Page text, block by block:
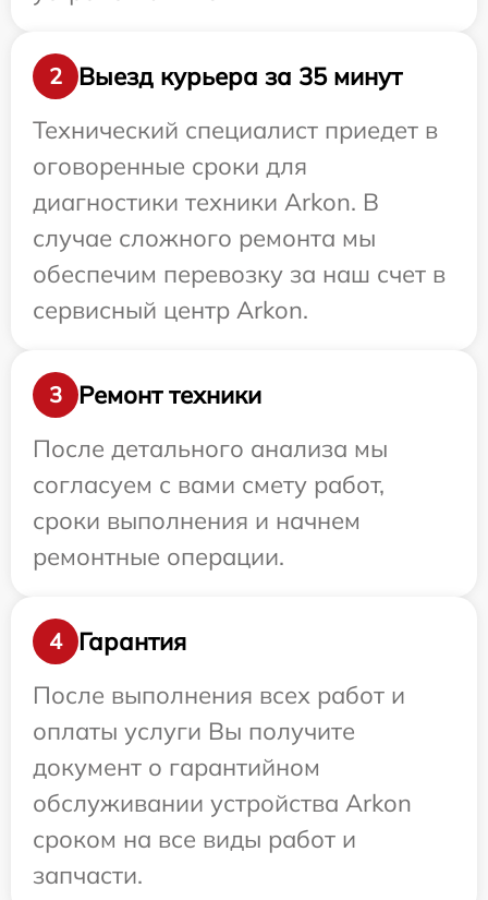
2
Выезд курьера за 35 минут
Технический специалист приедет в
оговоренные сроки для
диагностики техники Arkon. В
случае сложного ремонта мы
обеспечим перевозку за наш счет в
сервисный центр Arkon.
3
Ремонт техники
После детального анализа мы
согласуем с вами смету работ,
сроки выполнения и начнем
ремонтные операции.
4
Гарантия
После выполнения всех работ и
оплаты услуги Вы получите
документ о гарантийном
обслуживании устройства Arkon
сроком на все виды работ и
запчасти.